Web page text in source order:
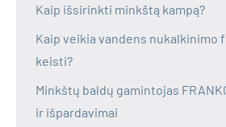
Kaip išsirinkti minkštą kampą?
Kaip veikia vandens nukalkinimo
keisti?
Minkštų baldų gamintojas
ir išpardavimai